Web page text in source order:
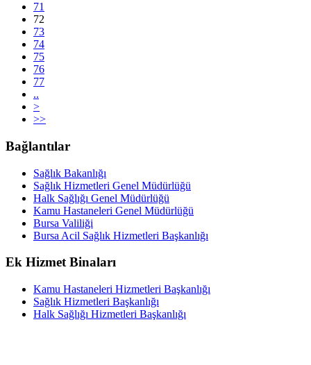
71
72
73
74
75
76
77
..
>
>>
Bağlantılar
Sağlık Bakanlığı
Sağlık Hizmetleri Genel Müdürlüğü
Halk Sağlığı Genel Müdürlüğü
Kamu Hastaneleri Genel Müdürlüğü
Bursa Valiliği
Bursa Acil Sağlık Hizmetleri Başkanlığı
Ek Hizmet Binaları
Kamu Hastaneleri Hizmetleri Başkanlığı
Sağlık Hizmetleri Başkanlığı
Halk Sağlığı Hizmetleri Başkanlığı